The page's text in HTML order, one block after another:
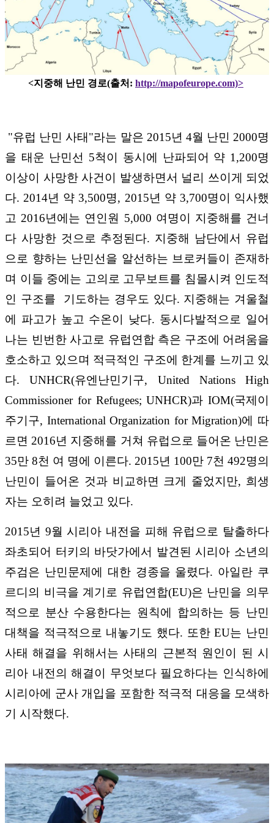
<지중해 난민 경로(출처: http://mapofeurope.com)>
"유럽 난민 사태"라는 말은 2015년 4월 난민 2000명
을 태운 난민선 5척이 동시에 난파되어 약 1,200명
이상이 사망한 사건이 발생하면서 널리 쓰이게 되었
다. 2014년 약 3,500명, 2015년 약 3,700명이 익사했
고 2016년에는 연인원 5,000 여명이 지중해를 건너
다 사망한 것으로 추정된다. 지중해 남단에서 유럽
으로 향하는 난민선을 알선하는 브로커들이 존재하
며 이들 중에는 고의로 고무보트를 침몰시켜 인도적
인 구조를 기도하는 경우도 있다. 지중해는 겨울철
에 파고가 높고 수온이 낮다. 동시다발적으로 일어
나는 빈번한 사고로 유럽연합 측은 구조에 어려움을
호소하고 있으며 적극적인 구조에 한계를 느끼고 있
다. UNHCR(유엔난민기구, United Nations High
Commissioner for Refugees; UNHCR)과 IOM(국제이
주기구, International Organization for Migration)에 따
르면 2016년 지중해를 거쳐 유럽으로 들어온 난민은
35만 8천 여 명에 이른다. 2015년 100만 7천 492명의
난민이 들어온 것과 비교하면 크게 줄었지만, 희생
자는 오히려 늘었고 있다.
2015년 9월 시리아 내전을 피해 유럽으로 탈출하다
좌초되어 터키의 바닷가에서 발견된 시리아 소년의
주검은 난민문제에 대한 경종을 울렸다. 아일란 쿠
르디의 비극을 계기로 유럽연합(EU)은 난민을 의무
적으로 분산 수용한다는 원칙에 합의하는 등 난민
대책을 적극적으로 내놓기도 했다. 또한 EU는 난민
사태 해결을 위해서는 사태의 근본적 원인이 된 시
리아 내전의 해결이 무엇보다 필요하다는 인식하에
시리아에 군사 개입을 포함한 적극적 대응을 모색하
기 시작했다.